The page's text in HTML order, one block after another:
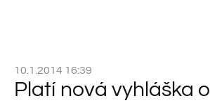
10.1.2014 16:39
Platí nová vyhláška o